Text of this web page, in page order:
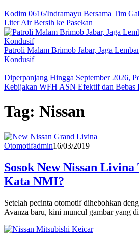
Kodim 0616/Indramayu Bersama Tim
Liter Air Bersih ke Pasekan
Patroli Malam Brimob Jabar, Jaga
Kondusif
Diperpanjang Hingga September 2026,
Kebijakan WFH ASN Efektif dan Bebas
Tag: Nissan
Otomotifadmin16/03/2019
Sosok New Nissan
Kata NMI?
Setelah pecinta otomotif dihebohkan
Avanza baru, kini muncul gambar yang